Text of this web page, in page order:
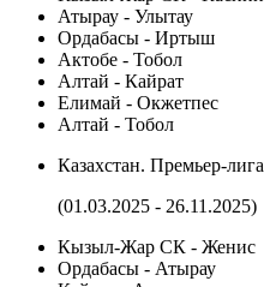
Атырау - Улытау
Ордабасы - Иртыш
Актобе - Тобол
Алтай - Кайрат
Елимай - Окжетпес
Алтай - Тобол
Казахстан. Премьер-
(01.03.2025 - 26.11.2025)
Кызыл-Жар СК - Женис
Ордабасы - Атырау